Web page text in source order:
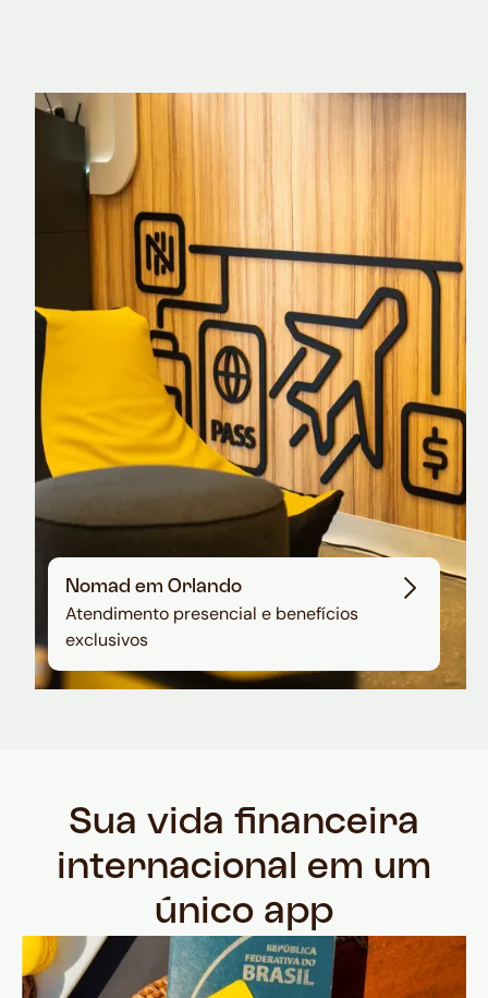
Nomad Explorer
Cartão de crédito brasileiro com cashback
em dólar
Nomad em Orlando
Atendimento presencial e benefícios
exclusivos
Sua vida financeira
internacional em um
único app